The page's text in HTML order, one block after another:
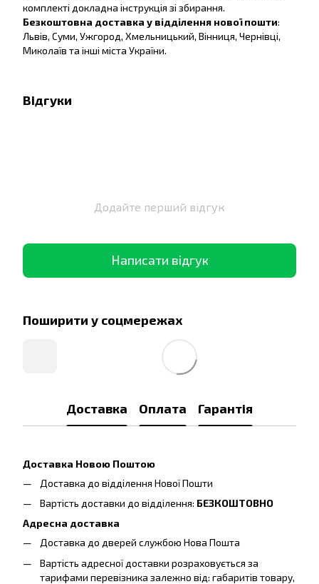
комплекті докладна інструкція зі збирання.
Безкоштовна доставка у відділення нової пошти:
Львів, Суми, Ужгород, Хмельницький, Вінниця, Чернівці,
Миколаїв та інші міста України.
Відгуки
Додайте перший відгук
Написати відгук
Поширити у соцмережах
Доставка Оплата Гарантія
Доставка Новою Поштою
Доставка до відділення Нової Пошти
Вартість доставки до відділення: БЕЗКОШТОВНО
Адресна доставка
Доставка до дверей службою Нова Пошта
Вартість адресної доставки розраховується за
тарифами перевізника залежно від: габаритів товару,